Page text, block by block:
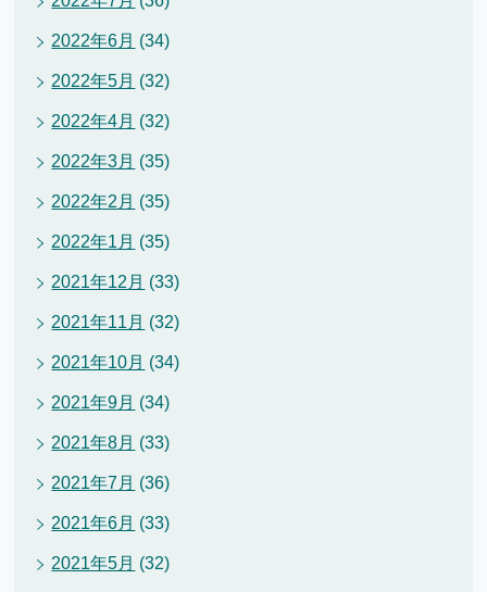
2022年6月 (34)
2022年5月 (32)
2022年4月 (32)
2022年3月 (35)
2022年2月 (35)
2022年1月 (35)
2021年12月 (33)
2021年11月 (32)
2021年10月 (34)
2021年9月 (34)
2021年8月 (33)
2021年7月 (36)
2021年6月 (33)
2021年5月 (32)